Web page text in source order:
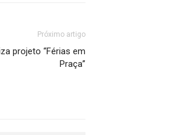
Próximo artigo
projeto “Férias em
Praça”